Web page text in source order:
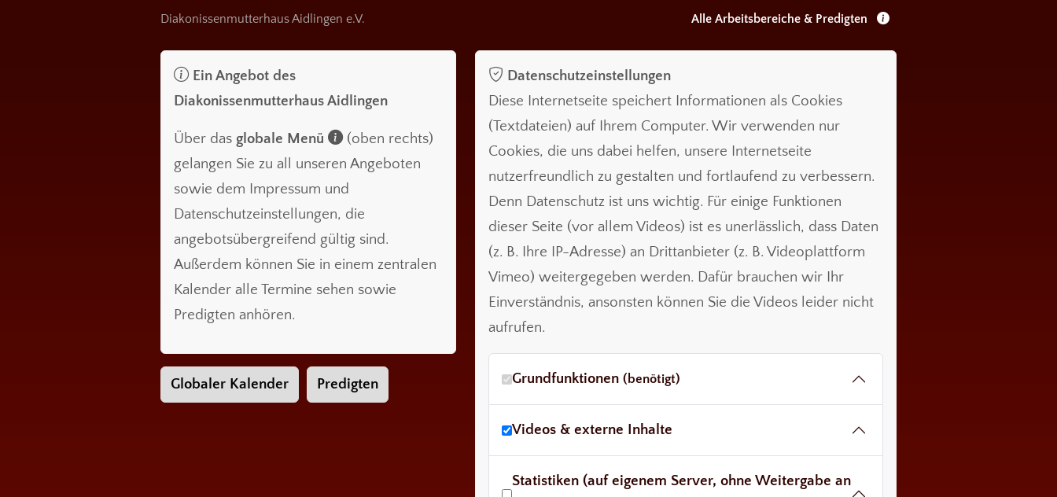
Diakonissenmutterhaus Aidlingen e.V. Alle Arbeitsbereiche & Predigten
Ein Angebot des
Diakonissenmutterhaus Aidlingen
Über das globale Menü
(oben rechts)
gelangen Sie zu all unseren Angeboten
sowie dem Impressum und
Datenschutzeinstellungen, die
angebotsübergreifend gültig sind.
Außerdem können Sie in einem zentralen
Kalender alle Termine sehen sowie
Predigten anhören.
Globaler Kalender Predigten
Datenschutzeinstellungen
Diese Internetseite speichert Informationen als Cookies
(Textdateien) auf Ihrem Computer. Wir verwenden nur
Cookies, die uns dabei helfen, unsere Internetseite
nutzerfreundlich zu gestalten und fortlaufend zu verbessern.
Denn Datenschutz ist uns wichtig. Für einige Funktionen
dieser Seite (vor allem Videos) ist es unerlässlich, dass Daten
(z. B. Ihre IP-Adresse) an Drittanbieter (z. B. Videoplattform
Vimeo) weitergegeben werden. Dafür brauchen wir Ihr
Einverständnis, ansonsten können Sie die Videos leider nicht
aufrufen.
Grundfunktionen (benötigt)
Videos & externe Inhalte
Statistiken (auf eigenem Server, ohne Weitergabe an